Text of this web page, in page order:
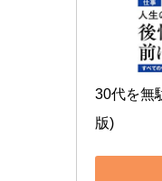
30代を無
版)